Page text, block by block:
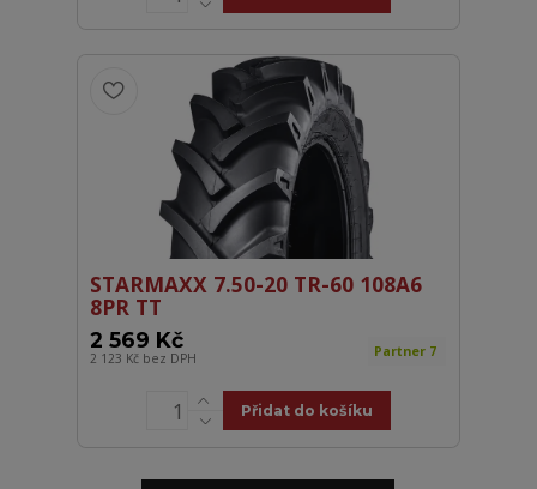
STARMAXX 7.50-20 TR-60 108A6
8PR TT
2 569 Kč
2 123 Kč bez DPH Partner 7
Přidat do košíku